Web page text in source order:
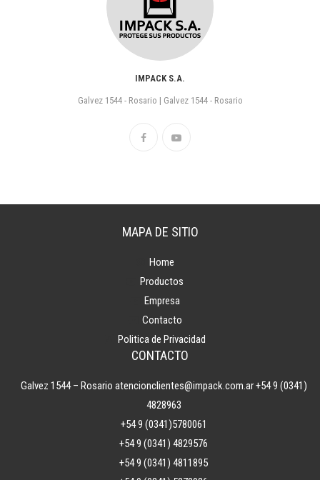
IMPACK S.A.
Galvez 1544 - Rosario | Galvez 1544 - Rosario
MAPA DE SITIO
Home
Productos
Empresa
Contacto
Politica de Privacidad
CONTACTO
Galvez 1544 – Rosario atencionclientes@impack.com.ar+54 9 (0341)
4828963
+54 9 (0341)5780061
+54 9 (0341) 4829576
+54 9 (0341) 4811895